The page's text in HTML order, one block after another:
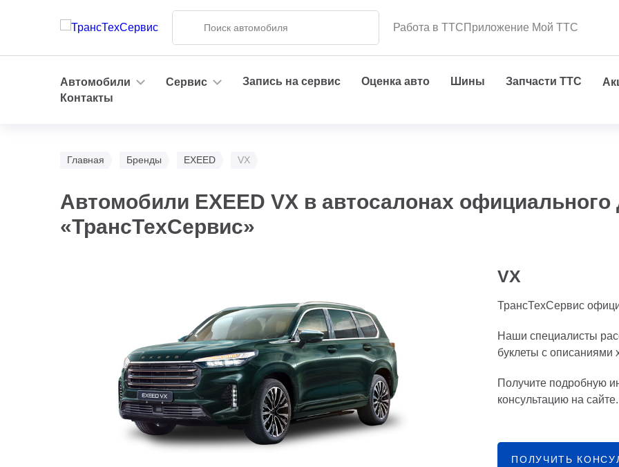
Работа в ТТСПриложение Мой ТТС
Автомобили Сервис Запись на сервис Оценка авто Шины Запчасти ТТС
Контакты
Главная Бренды EXEED VX
Автомобили EXEED VX в автосалонах официального
«ТрансТехСервис»
VX
ТрансТехСервис
Наши специалисты
буклеты с описаниями
Получите подробную
консультацию на сайте.
ПОЛУЧИТЬ